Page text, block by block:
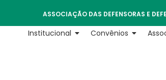
ASSOCIAÇÃO DAS DEFENSORAS E
Institucional Convênios